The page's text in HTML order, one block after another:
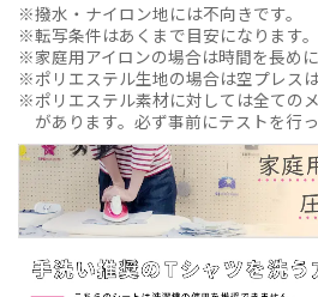
撥水・ナイロン地には不向きです。
転写条件はあくまで目安になります。
家庭用アイロンの場合は時間を長め
ポリエステル生地の場合は空プレスは
ポリエステル素材に対しては全ての
があります。必ず事前にテストを行っ